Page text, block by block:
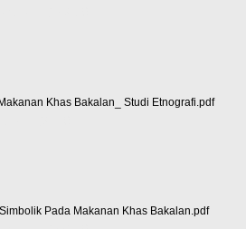
Khas Bakalan_ Studi Etnografi.pdf
Pada Makanan Khas Bakalan.pdf